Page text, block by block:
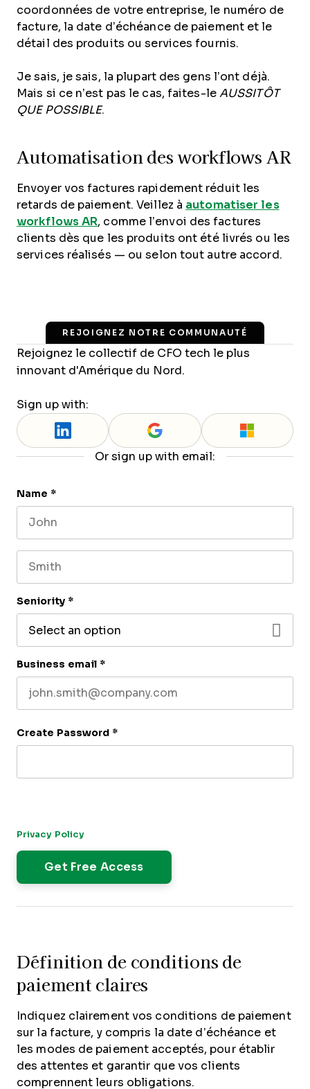
coordonnées de votre entreprise, le numéro de
facture, la date d’échéance de paiement et le
détail des produits ou services fournis.
Je sais, je sais, la plupart des gens l’ont déjà.
Mais si ce n’est pas le cas, faites-le AUSSITÔT
QUE POSSIBLE.
Automatisation des workflows AR
Envoyer vos factures rapidement réduit les
retards de paiement. Veillez à automatiser les
workflows AR, comme l’envoi des factures
clients dès que les produits ont été livrés ou les
services réalisés — ou selon tout autre accord.
REJOIGNEZ NOTRE COMMUNAUTÉ
Rejoignez le collectif de CFO tech le plus
innovant d'Amérique du Nord.
Sign up with:
Or sign up with email:
Name *
Seniority *
Business email *
Create Password *
Privacy Policy
Définition de conditions de
paiement claires
Indiquez clairement vos conditions de paiement
sur la facture, y compris la date d’échéance et
les modes de paiement acceptés, pour établir
des attentes et garantir que vos clients
comprennent leurs obligations.